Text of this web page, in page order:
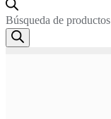
Búsqueda de productos